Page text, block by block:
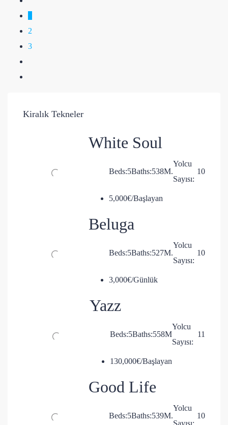
2
3
Kiralık Tekneler
White Soul
Beds:5Baths:538M.
Yolcu
Sayısı:
10
5,000€/Başlayan
Beluga
Beds:5Baths:527M.
Yolcu
Sayısı:
10
3,000€/Günlük
Yazz
Beds:5Baths:558M
Yolcu
Sayısı:
11
130,000€/Başlayan
Good Life
Beds:5Baths:539M.
Yolcu
Sayısı:
10